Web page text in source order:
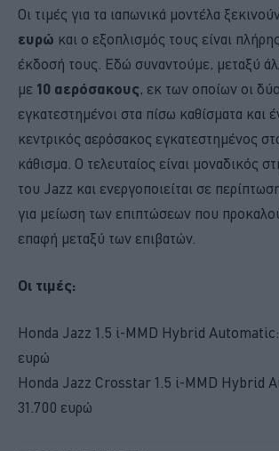
Οι τιμές για τα ιαπωνικά μοντέλα
ευρώ και ο εξοπλισμός τους είναι
έκδοσή τους. Εδώ συναντούμε, μεταξύ
με 10 αερόσακους, εκ των οποίων οι
εγκατεστημένοι στα πίσω καθίσματα και
κεντρικός αερόσακος εγκατεστημένος
κάθισμα. Ο τελευταίος είναι μοναδικός
του Jazz και ενεργοποιείται σε
για μείωση των επιπτώσεων που
επαφή μεταξύ των επιβατών.
Οι τιμές:
Honda Jazz 1.5 i-MMD Hybrid
ευρώ
Honda Jazz Crosstar 1.5 i-MMD Hybrid
31.700 ευρώ